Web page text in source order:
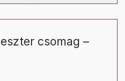
csomag –